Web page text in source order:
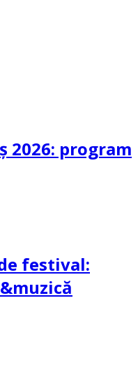
2026: program
festival: